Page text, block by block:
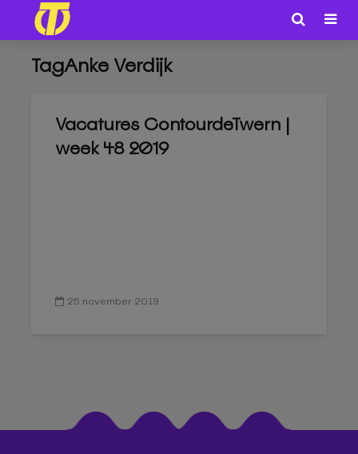
TagAnke Verdijk
Vacatures ContourdeTwern |
week 48 2019
25 november 2019